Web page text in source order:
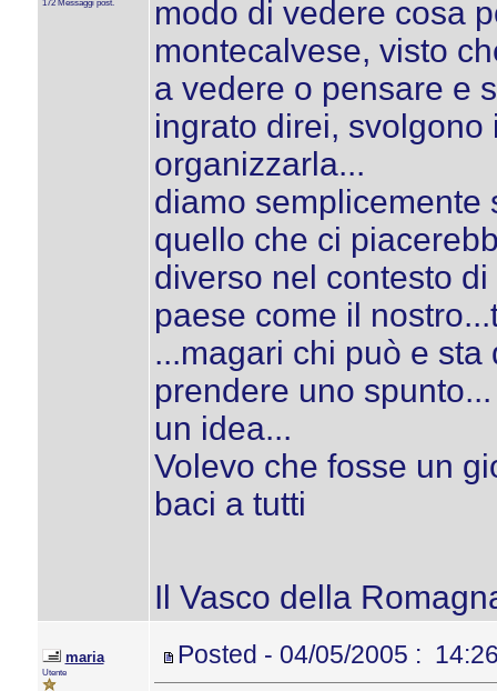
172 Messaggi post.
modo di vedere cosa
montecalvese, visto
a vedere o pensare e
ingrato direi,
organizzarla...
diamo semplicemente
quello che ci
diverso nel contesto
paese come il
...magari chi può e
prendere uno spunto...
un idea...
Volevo che fosse un
baci a tutti
Il Vasco della
maria
Utente
Posted - 04/05/2005 :